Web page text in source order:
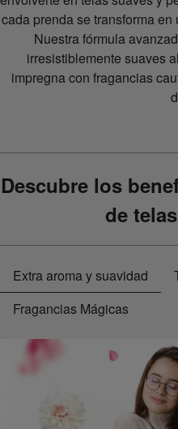
cada prenda se transforma
Nuestra fórmula
irresistiblemente suaves
impregna con fragancias
Descubre los
de
Extra aroma y suavidad
Fragancias Mágicas